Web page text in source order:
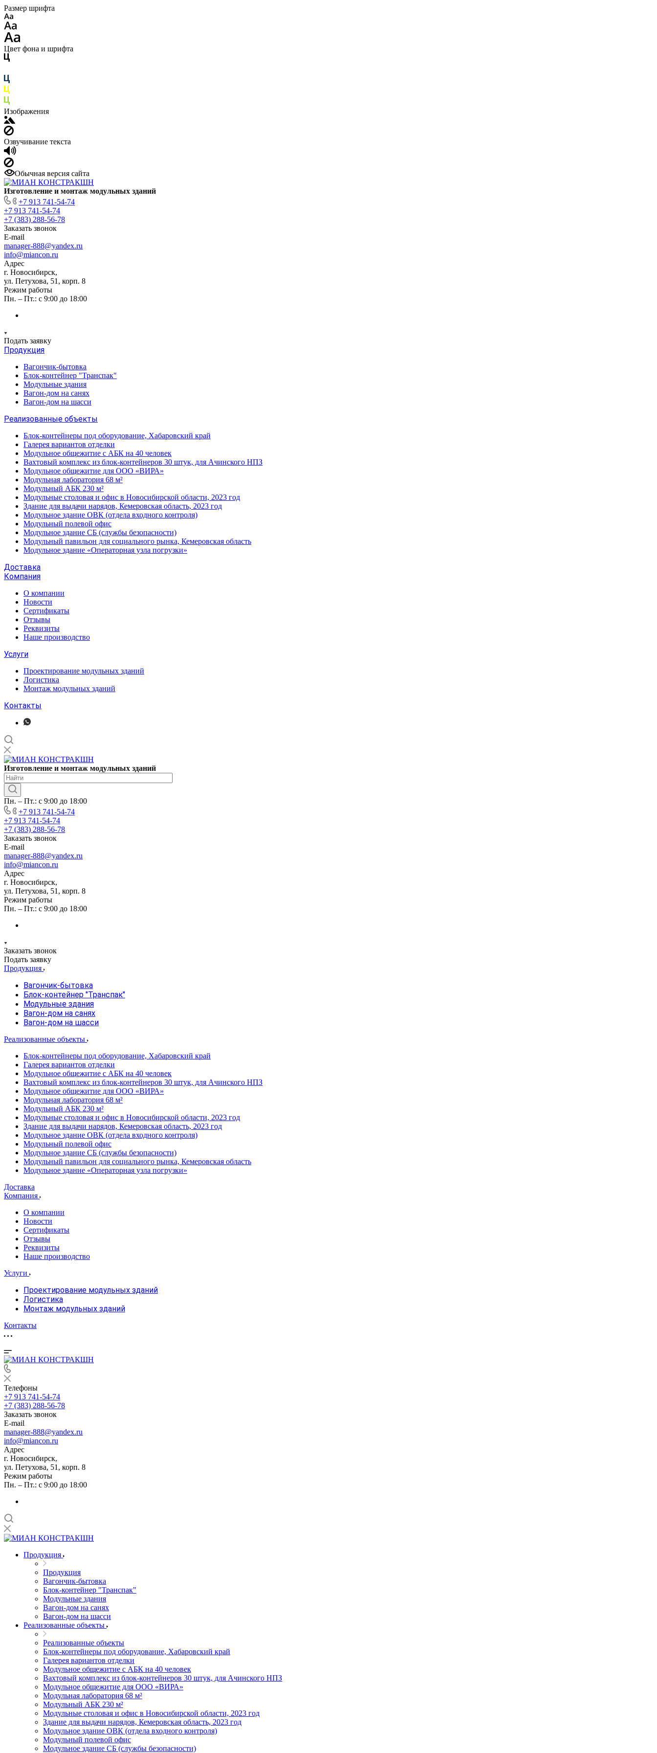
Размер шрифта
Цвет фона и шрифта
Изображения
Озвучивание текста
Обычная версия сайта
Изготовление и монтаж модульных зданий
+7 913 741-54-74
+7 913 741-54-74
+7 (383) 288-56-78
Заказать звонок
E-mail
manager-888@yandex.ru
info@miancon.ru
Адрес
г. Новосибирск,
ул. Петухова, 51, корп. 8
Режим работы
Пн. – Пт.: с 9:00 до 18:00
Подать заявку
Продукция
Вагончик-бытовка
Блок-контейнер "Транспак"
Модульные здания
Вагон-дом на санях
Вагон-дом на шасси
Реализованные объекты
Блок-контейнеры под оборудование, Хабаровский край
Галерея вариантов отделки
Модульное общежитие с АБК на 40 человек
Вахтовый комплекс из блок-контейнеров 30 штук, для Ачинского НПЗ
Модульное общежитие для ООО «ВИРА»
Модульная лаборатория 68 м²
Модульный АБК 230 м²
Модульные столовая и офис в Новосибирской области, 2023 год
Здание для выдачи нарядов, Кемеровская область, 2023 год
Модульное здание ОВК (отдела входного контроля)
Модульный полевой офис
Модульное здание СБ (службы безопасности)
Модульный павильон для социального рынка, Кемеровская область
Модульное здание «Операторная узла погрузки»
Доставка
Компания
О компании
Новости
Сертификаты
Отзывы
Реквизиты
Наше производство
Услуги
Проектирование модульных зданий
Логистика
Монтаж модульных зданий
Контакты
Изготовление и монтаж модульных зданий
Пн. – Пт.: с 9:00 до 18:00
+7 913 741-54-74
+7 913 741-54-74
+7 (383) 288-56-78
Заказать звонок
E-mail
manager-888@yandex.ru
info@miancon.ru
Адрес
г. Новосибирск,
ул. Петухова, 51, корп. 8
Режим работы
Пн. – Пт.: с 9:00 до 18:00
Заказать звонок
Подать заявку
Продукция
Вагончик-бытовка
Блок-контейнер "Транспак"
Модульные здания
Вагон-дом на санях
Вагон-дом на шасси
Реализованные объекты
Блок-контейнеры под оборудование, Хабаровский край
Галерея вариантов отделки
Модульное общежитие с АБК на 40 человек
Вахтовый комплекс из блок-контейнеров 30 штук, для Ачинского НПЗ
Модульное общежитие для ООО «ВИРА»
Модульная лаборатория 68 м²
Модульный АБК 230 м²
Модульные столовая и офис в Новосибирской области, 2023 год
Здание для выдачи нарядов, Кемеровская область, 2023 год
Модульное здание ОВК (отдела входного контроля)
Модульный полевой офис
Модульное здание СБ (службы безопасности)
Модульный павильон для социального рынка, Кемеровская область
Модульное здание «Операторная узла погрузки»
Доставка
Компания
О компании
Новости
Сертификаты
Отзывы
Реквизиты
Наше производство
Услуги
Проектирование модульных зданий
Логистика
Монтаж модульных зданий
Контакты
Телефоны
+7 913 741-54-74
+7 (383) 288-56-78
Заказать звонок
E-mail
manager-888@yandex.ru
info@miancon.ru
Адрес
г. Новосибирск,
ул. Петухова, 51, корп. 8
Режим работы
Пн. – Пт.: с 9:00 до 18:00
Продукция
Продукция
Вагончик-бытовка
Блок-контейнер "Транспак"
Модульные здания
Вагон-дом на санях
Вагон-дом на шасси
Реализованные объекты
Реализованные объекты
Блок-контейнеры под оборудование, Хабаровский край
Галерея вариантов отделки
Модульное общежитие с АБК на 40 человек
Вахтовый комплекс из блок-контейнеров 30 штук, для Ачинского НПЗ
Модульное общежитие для ООО «ВИРА»
Модульная лаборатория 68 м²
Модульный АБК 230 м²
Модульные столовая и офис в Новосибирской области, 2023 год
Здание для выдачи нарядов, Кемеровская область, 2023 год
Модульное здание ОВК (отдела входного контроля)
Модульный полевой офис
Модульное здание СБ (службы безопасности)